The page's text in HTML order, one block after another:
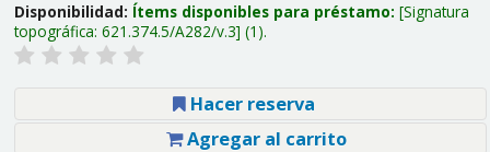
Disponibilidad: Ítems disponibles para préstamo: Signatura
topográfica: 621.374.5/A282/v.3 (1).
Hacer reserva
Agregar al carrito